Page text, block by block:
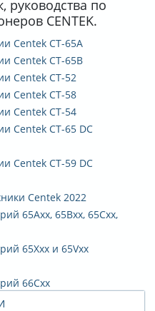
руководства по
CENTEK.
Centek CT-65A
Centek CT-65B
Centek CT-52
Centek CT-58
Centek CT-54
Centek CT-65 DC
Centek CT-59 DC
Сentek 2022
65Axx, 65Bxx, 65Cxx,
65Xxx и 65Vxx
66Сxx